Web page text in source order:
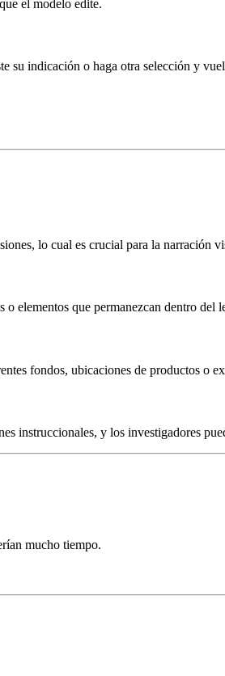
el modelo edite.
su indicación o haga otra selección y
lo cual es crucial para la narración
elementos que permanezcan dentro del
fondos, ubicaciones de productos o
instruccionales, y los investigadores
mucho tiempo.